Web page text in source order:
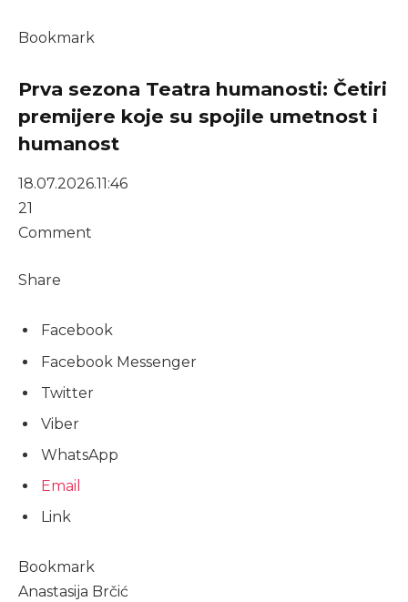
Bookmark
Prva sezona Teatra humanosti: Četiri
premijere koje su spojile umetnost i
humanost
18.07.2026.11:46
21
Comment
Share
Facebook
Facebook Messenger
Twitter
Viber
WhatsApp
Email
Link
Bookmark
Anastasija Brčić